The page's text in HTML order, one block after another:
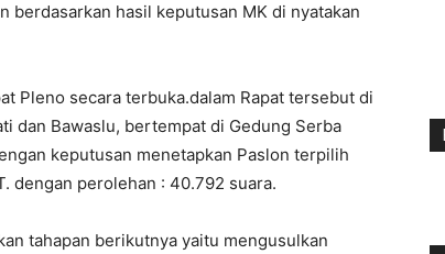
berdasarkan hasil keputusan MK di nyatakan
Pleno secara terbuka.dalam Rapat tersebut di
dan Bawaslu, bertempat di Gedung Serba
keputusan menetapkan Paslon terpilih
dengan perolehan : 40.792 suara.
tahapan berikutnya yaitu mengusulkan